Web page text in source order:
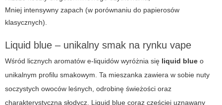
Mniej intensywny zapach (w porównaniu do papierosów
klasycznych).
Liquid blue – unikalny smak na rynku vape
Wśród licznych aromatów e-liquidów wyróżnia się liquid blue o
unikalnym profilu smakowym. Ta mieszanka zawiera w sobie nuty
soczystych owoców leśnych, odrobinę świeżości oraz
charakterystyczną słodycz. Liquid blue coraz częściej uznawany